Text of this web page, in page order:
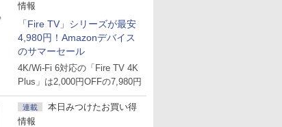
情報
「Fire TV」シリーズが最安
4,980円！Amazonデバイス
のサマーセール
4K/Wi-Fi 6対応の「Fire TV 4K
Plus」は2,000円OFFの7,980円
連載
本日みつけたお買い得
情報